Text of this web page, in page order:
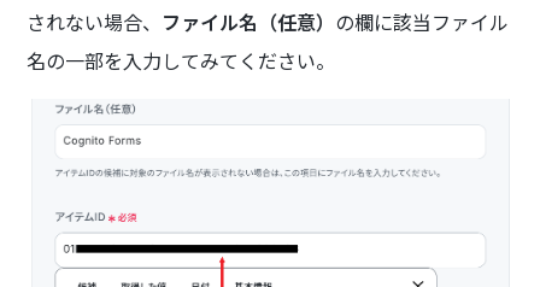
されない場合、 ファイル名（任意） の欄に該当ファイル
名の一部を入力してみてください。